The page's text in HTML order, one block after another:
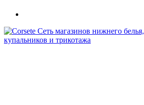
Сеть магазинов нижнего белья,
купальников и трикотажа